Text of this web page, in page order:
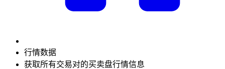
行情数据
获取所有交易对的买卖盘行情信息